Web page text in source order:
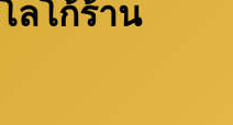
ลโก้ร้าน